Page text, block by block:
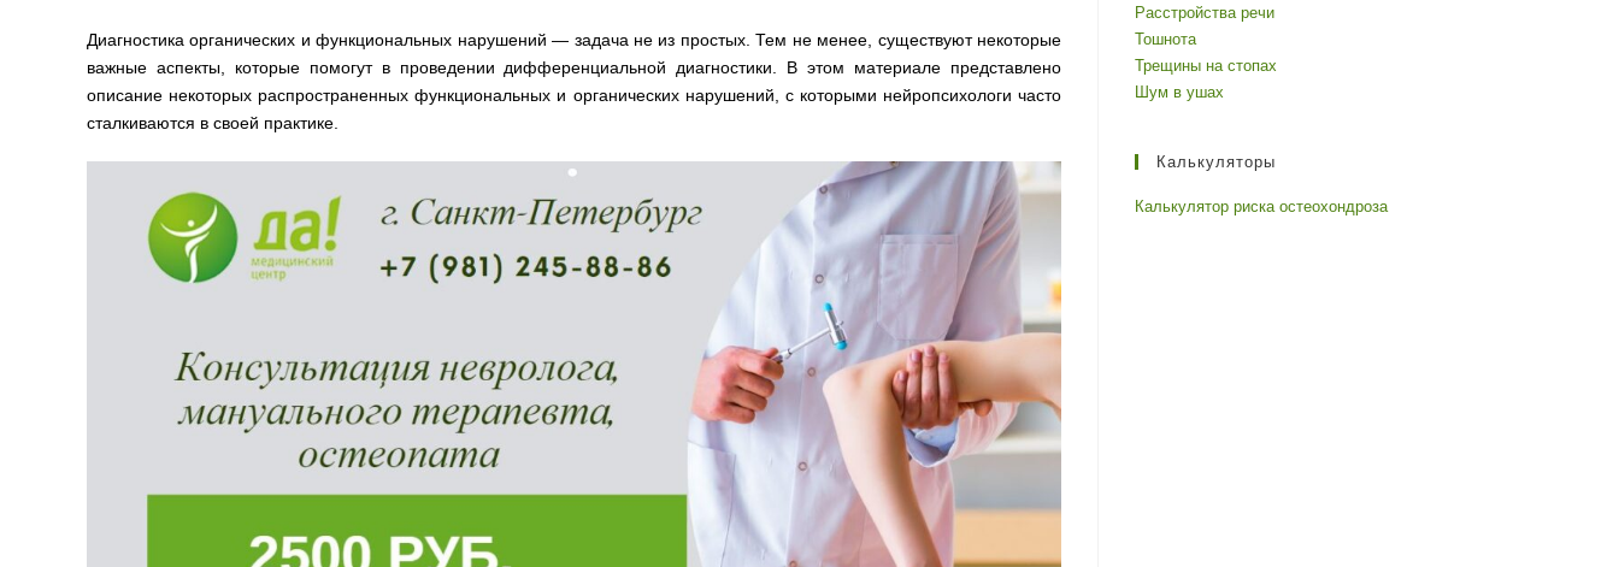
Диагностика органических и функциональных нарушений — задача не из простых. Тем не менее, существуют некоторые
важные аспекты, которые помогут в проведении дифференциальной диагностики. В этом материале представлено
описание некоторых распространенных функциональных и органических нарушений, с которыми нейропсихологи часто
сталкиваются в своей практике.
Расстройства речи
Тошнота
Трещины на стопах
Шум в ушах
Калькуляторы
Калькулятор риска остеохондроза